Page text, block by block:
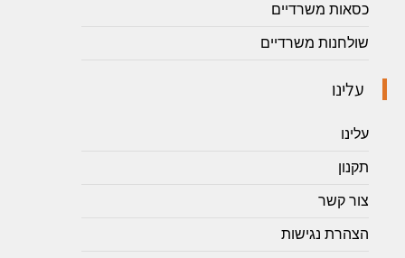
כסאות משרדיים
שולחנות משרדיים
עלינו
עלינו
תקנון
צור קשר
הצהרת נגישות